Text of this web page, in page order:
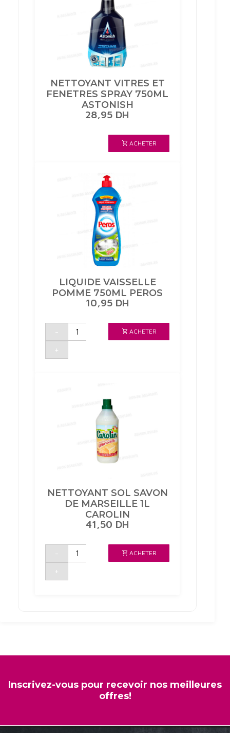
NETTOYANT VITRES ET
FENETRES SPRAY 750ML
ASTONISH
28,95 DH
ACHETER
LIQUIDE VAISSELLE
POMME 750ML PEROS
10,95 DH
-
quantité
LIQUIDE
750ML
+
ACHETER
NETTOYANT SOL SAVON
DE MARSEILLE 1L
CAROLIN
41,50 DH
-
quantité
NETTOYANT
DE
+
ACHETER
Inscrivez-vous pour recevoir nos meilleures
offres!